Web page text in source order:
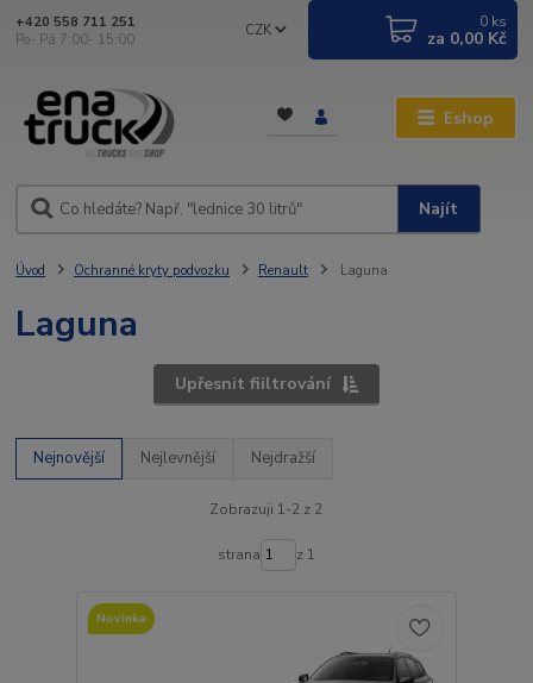
Eshop
CZK
Najít
+420 558 711 251
Po- Pá 7:00- 15:00
0 ks
za 0,00 Kč
Úvod Ochranné kryty podvozku Renault Laguna
Laguna
Upřesnit fiiltrování
Nejnovější Nejlevnější Nejdražší
Zobrazuji 1-2 z 2
strana z 1
Novinka